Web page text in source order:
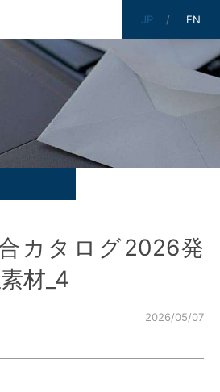
JP EN
カタログ2026発
材_4
2026/05/07